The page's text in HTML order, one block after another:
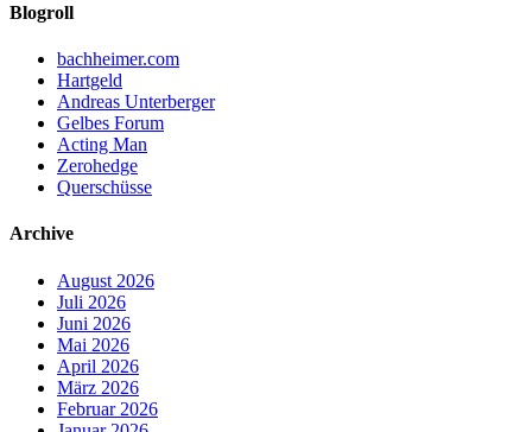
Blogroll
bachheimer.com
Hartgeld
Andreas Unterberger
Gelbes Forum
Acting Man
Zerohedge
Querschüsse
Archive
August 2026
Juli 2026
Juni 2026
Mai 2026
April 2026
März 2026
Februar 2026